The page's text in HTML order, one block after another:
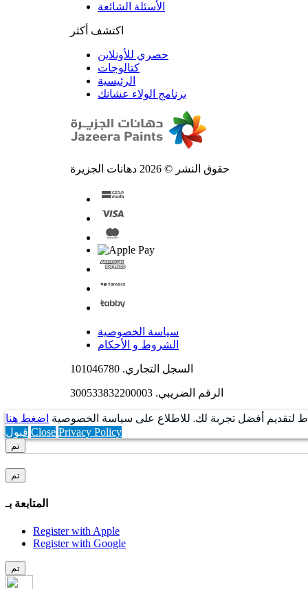
الأسئلة الشائعة
اكتشف أكثر
حصري للأونلاين
الرئيسية
برنامج الولاء عشانك
حقوق النشر © 2026 دهانات الجزيرة
سياسة الخصوصية
الشروط و الأحكام
السجل التجاري. 101046780
الرقم الضريبي. 300533832200003
لتقديم أفضل تجربة لك. للاطلاع على سياسة الخصوصية اضغط هنا
قبول Close Privacy Policy
تم
تم
المتابعة بـ
Register with Apple
Register with Google
تم